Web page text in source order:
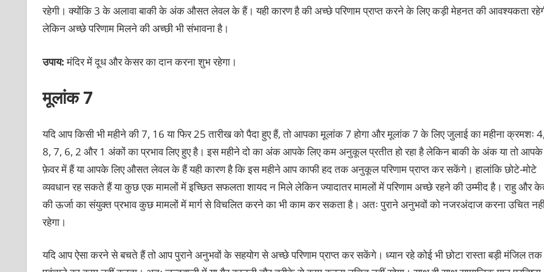
रहेगी। क्योंकि 3 के अलावा बाकी के अंक औसत लेवल के हैं। यही कारण है की अच्छे परिणाम प्राप्त करने के लिए कड़ी मेहनत की आवश्यकता
लेकिन अच्छे परिणाम मिलने की अच्छी भी संभावना है।
उपाय:मंदिर में दूध और केसर का दान करना शुभ रहेगा।
मूलांक 7
यदि आप किसी भी महीने की 7, 16 या फिर 25 तारीख को पैदा हुए हैं, तो आपका मूलांक 7 होगा और मूलांक 7 के लिए जुलाई का महीना क्रमशः 4,
8, 7, 6, 2 और 1 अंकों का प्रभाव लिए हुए है। इस महीने दो का अंक आपके लिए कम अनुकूल प्रतीत हो रहा है लेकिन बाकी के अंक या तो आपके
फ़ेवर में हैं या आपके लिए औसत लेवल के हैं यही कारण है कि इस महीने आप काफी हद तक अनुकूल परिणाम प्राप्त कर सकेंगे। हालांकि छोटे-मोटे
व्यवधान रह सकते हैं या कुछ एक मामलों में इच्छित सफलता शायद न मिले लेकिन ज्यादातर मामलों में परिणाम अच्छे रहने की उम्मीद है। राहु और
की ऊर्जा का संयुक्त प्रभाव कुछ मामलों में मार्ग से विचलित करने का भी काम कर सकता है। अतः पुराने अनुभवों को नजरअंदाज करना उचित
रहेगा।
यदि आप ऐसा करने से बचते हैं तो आप पुराने अनुभवों के सहयोग से अच्छे परिणाम प्राप्त कर सकेंगे। ध्यान रहे कोई भी छोटा रास्ता बड़ी मंजिल तक